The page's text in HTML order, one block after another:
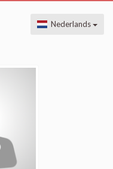
Nederlands